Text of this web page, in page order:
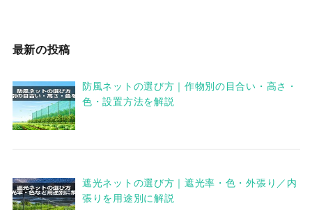
最新の投稿
防風ネットの選び方｜作物別の目合い・高さ・
色・設置方法を解説
遮光ネットの選び方｜遮光率・色・外張り／内
張りを用途別に解説